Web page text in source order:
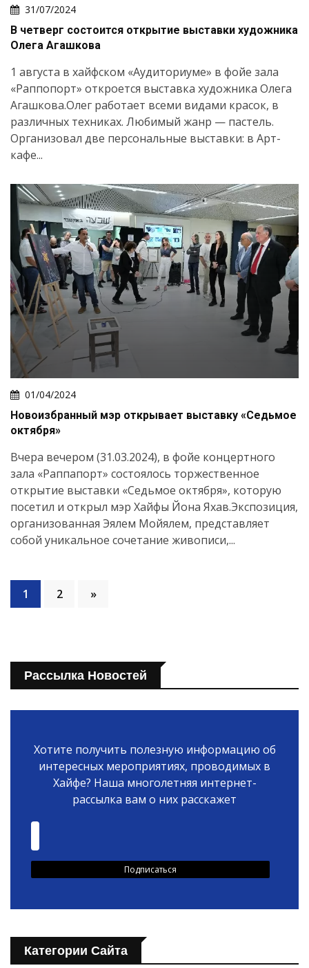
Искать
31/07/2024
В четверг состоится открытие выставки художника
Олега Агашкова
1 августа в хайфском «Аудиториуме» в фойе зала
«Раппопорт» откроется выставка художника Олега
Агашкова.Олег работает всеми видами красок, в
различных техниках. Любимый жанр — пастель.
Организовал две персональные выставки: в Арт-
кафе...
01/04/2024
Новоизбранный мэр открывает выставку «Седьмое
октября»
Вчера вечером (31.03.2024), в фойе концертного
зала «Раппапорт» состоялось торжественное
открытие выставки «Седьмое октября», которую
посетил и открыл мэр Хайфы Йона Яхав.Экспозиция,
организованная Эялем Мойялем, представляет
собой уникальное сочетание живописи,...
1 2 »
Рассылка Новостей
Хотите получить полезную информацию об
интересных мероприятиях, проводимых в
Хайфе? Наша многолетняя интернет-
рассылка вам о них расскажет
Категории Сайта